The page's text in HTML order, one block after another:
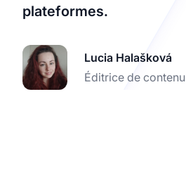
plateformes.
Lucia Halašková
Éditrice de contenu